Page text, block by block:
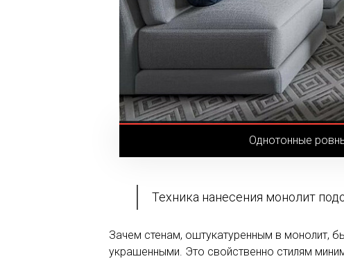
Однотонные
Техника нанесения монолит
Зачем стенам, оштукатуренным в монолит,
украшенными. Это свойственно стилям